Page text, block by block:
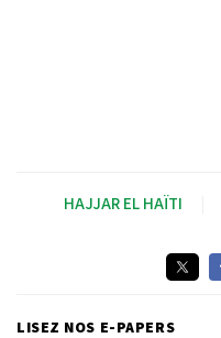
HAJJAR EL HAÏTI
LISEZ NOS E-PAPERS